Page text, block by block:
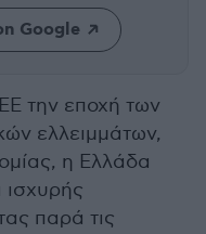
Google
την εποχή των
ελλειμμάτων,
η Ελλάδα
ισχυρής
παρά τις